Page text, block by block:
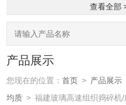
查看全部
产品展示
您现在的位置：首页 > 产品展示
均质 > 福建玻璃高速组织捣碎机